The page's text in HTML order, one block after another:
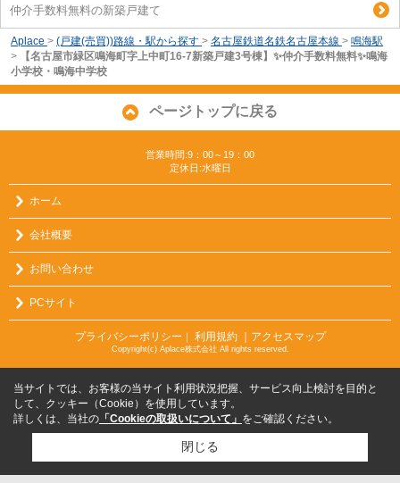
仲介手数料無料の新築戸建て
Aplace > (戸建(売買))路線・駅から探す > 名古屋鉄道名鉄名古屋本線 > 鳴海駅
>
【名古屋市緑区鳴海町字上中町16-7新築戸建3号棟】✨️仲介手数料無料✨️鳴海
小学校・鳴海中学校
ページトップに戻る
営業時間:9：00～19：00
定休日:水曜日
ホーム
会社概要
お問い合わせ
PCサイト
プライバシーポリシー ｜ 利用規約 ｜アクセスマップ
Copyright(c) Aplace株式会社 All rights reserved.
当サイトでは、お客様の当サイト利用状況把握、サービス向上検討を目的と
して、クッキー（Cookie）を使用しています。
詳しくは、当社の 「Cookieの取扱いについて」 をご確認ください。
閉じる